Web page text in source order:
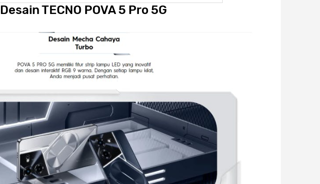
Desain TECNO POVA 5 Pro 5G